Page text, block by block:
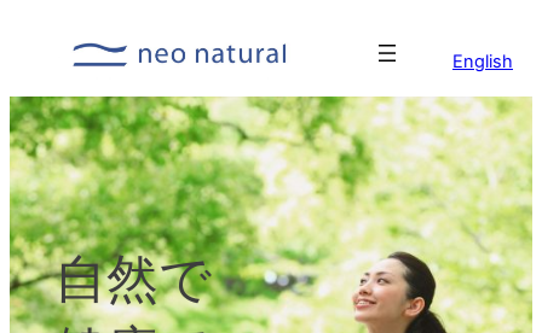
English
自然で